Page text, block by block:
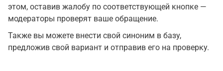
этом, оставив жалобу по соответствующей кнопке —
модераторы проверят ваше обращение.
Также вы можете внести свой синоним в базу,
предложив свой вариант и отправив его на проверку.